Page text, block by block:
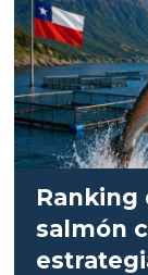
Ranking
salmón